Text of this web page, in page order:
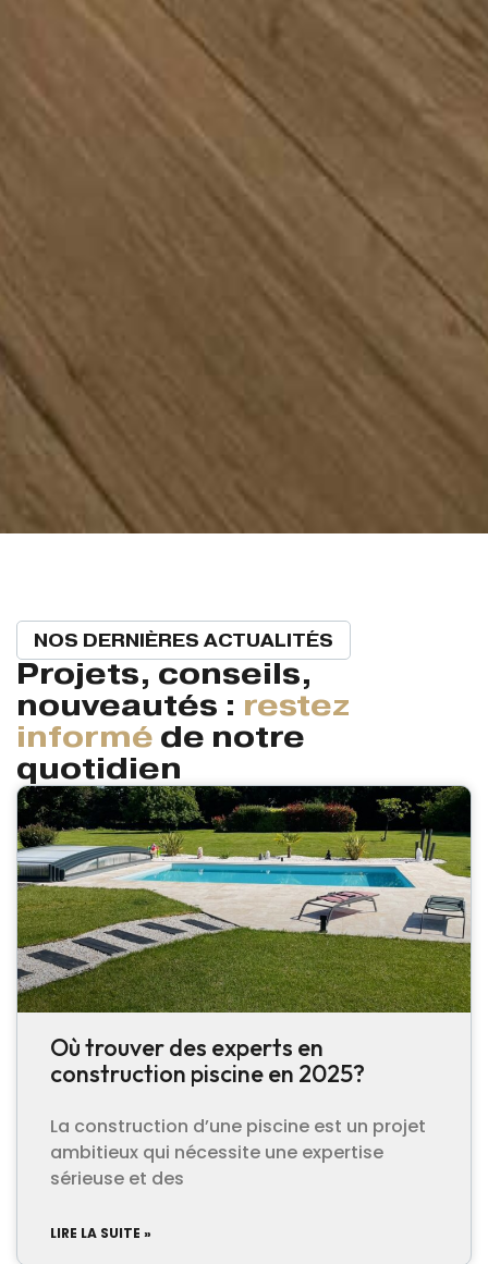
NOS DERNIÈRES ACTUALITÉS
Projets, conseils,
nouveautés : restez
informé de notre
quotidien
Où trouver des experts en
construction piscine en 2025?
La construction d’une piscine est un projet
ambitieux qui nécessite une expertise
sérieuse et des
LIRE LA SUITE »